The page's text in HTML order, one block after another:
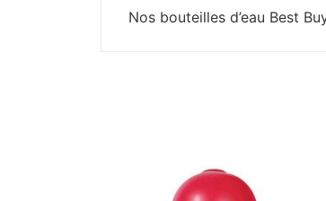
Nos bouteilles d’eau Best